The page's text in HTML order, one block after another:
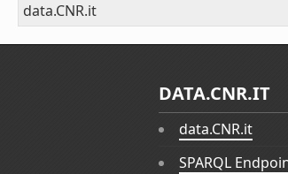
data.CNR.it
DATA.CNR.IT
data.CNR.it
SPARQL